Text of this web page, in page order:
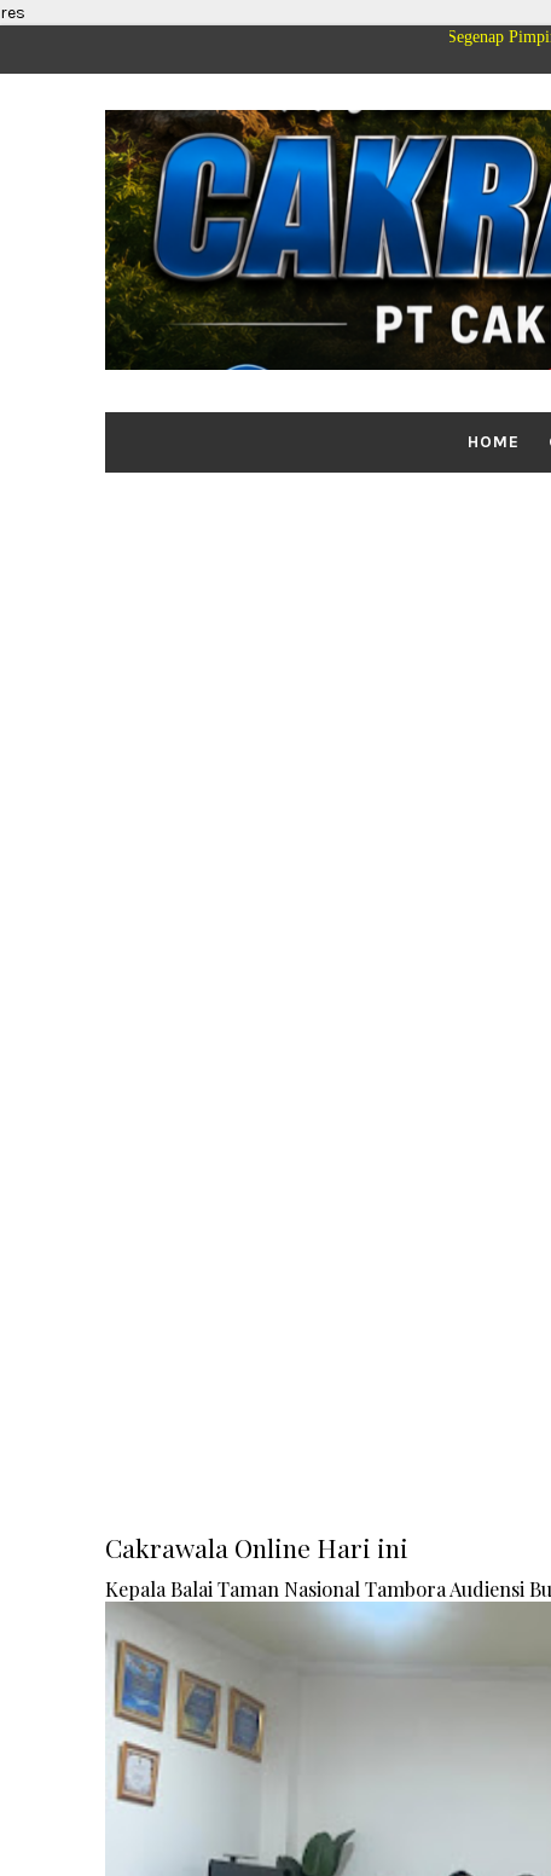
res
Segenap Pimpinan dan
HOME
Cakrawala Online Hari ini
Kepala Balai Taman Nasional Tambora Audiensi